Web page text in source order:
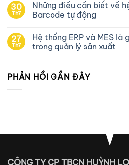
30
Th7
Những điều cần biết về
Barcode tự động
27
Th7
Hệ thống ERP và MES là
trong quản lý sản xuất
PHẢN HỒI GẦN ĐÂY
CÔNG TY CP TBCN HUỲNH